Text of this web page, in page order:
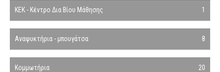
ΚΕΚ - Κέντρο Δια Βίου Μάθησης 1
Αναψυκτήρια - μπουγάτσα 8
Κομμωτήρια 20